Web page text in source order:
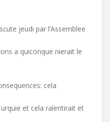
jeudi par l’Assemblee
a quiconque nierait le
cela
et cela ralentirait et